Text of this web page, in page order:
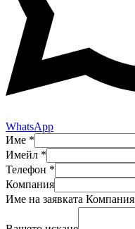
WhatsApp
Име *
Имейл *
Телефон *
Компания
Име на заявката Компания